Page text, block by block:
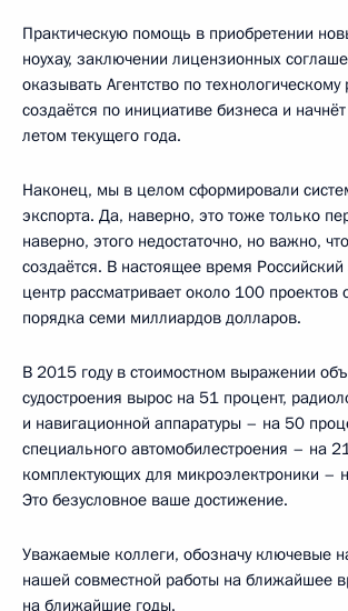
Практическую помощь в приобретении
ноухау, заключении лицензионных
оказывать Агентство по
создаётся по инициативе бизнеса и
летом текущего года.
Наконец, мы в целом сформировали
экспорта. Да, наверно, это тоже только
наверно, этого недостаточно, но важно,
создаётся. В настоящее время
центр рассматривает около 100 проектов
порядка семи миллиардов долларов.
В 2015 году в стоимостном выражении
судостроения вырос на 51 процент,
и навигационной аппаратуры – на 50
специального автомобилестроения – на
комплектующих для микроэлектроники –
Это безусловное ваше достижение.
Уважаемые коллеги, обозначу ключевые
нашей совместной работы на ближайшее
на ближайшие годы.